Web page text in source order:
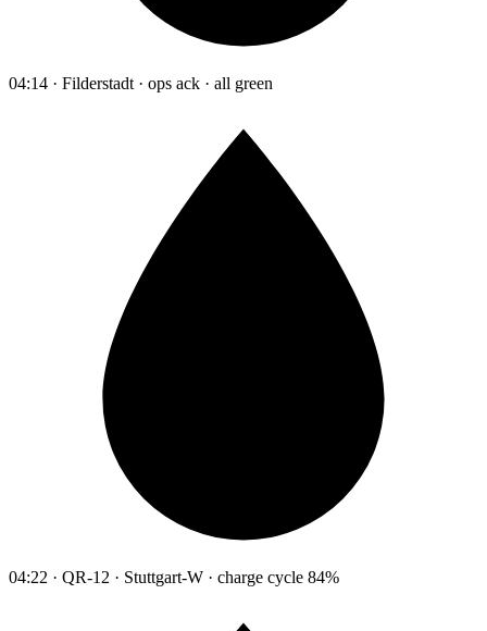
04:14 · Filderstadt · ops ack · all green
04:22 · QR-12 · Stuttgart-W · charge cycle 84%